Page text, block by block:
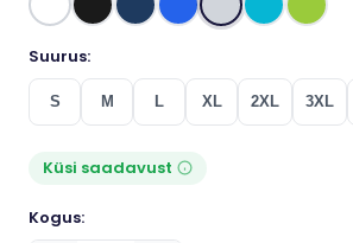
Suurus:
S M L XL 2XL 3XL
Küsi saadavust
Kogus: